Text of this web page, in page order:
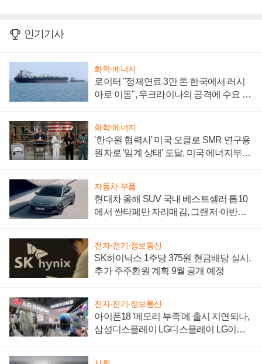
인기기사
화학·에너지
로이터 "정제연료 3만 톤 한국에서 러시
아로 이동", 우크라이나의 공격에 수요 늘
화학·에너지
'한수원 협력사' 미국 오클로 SMR 연구용
원자로 '임계 상태' 도달, 미국 에너지부
자동차·부품
현대차 올해 SUV 국내 베스트셀러 톱10
에서 싼타페만 자리매김, 그랜저·아반떼
전자·전기·정보통신
SK하이닉스 1주당 375원 현금배당 실시,
추가 주주환원 계획 9월 공개 예정
전자·전기·정보통신
아이폰18 '메모리 부족'에 출시 지연되나,
삼성디스플레이 LG디스플레이 LG이노